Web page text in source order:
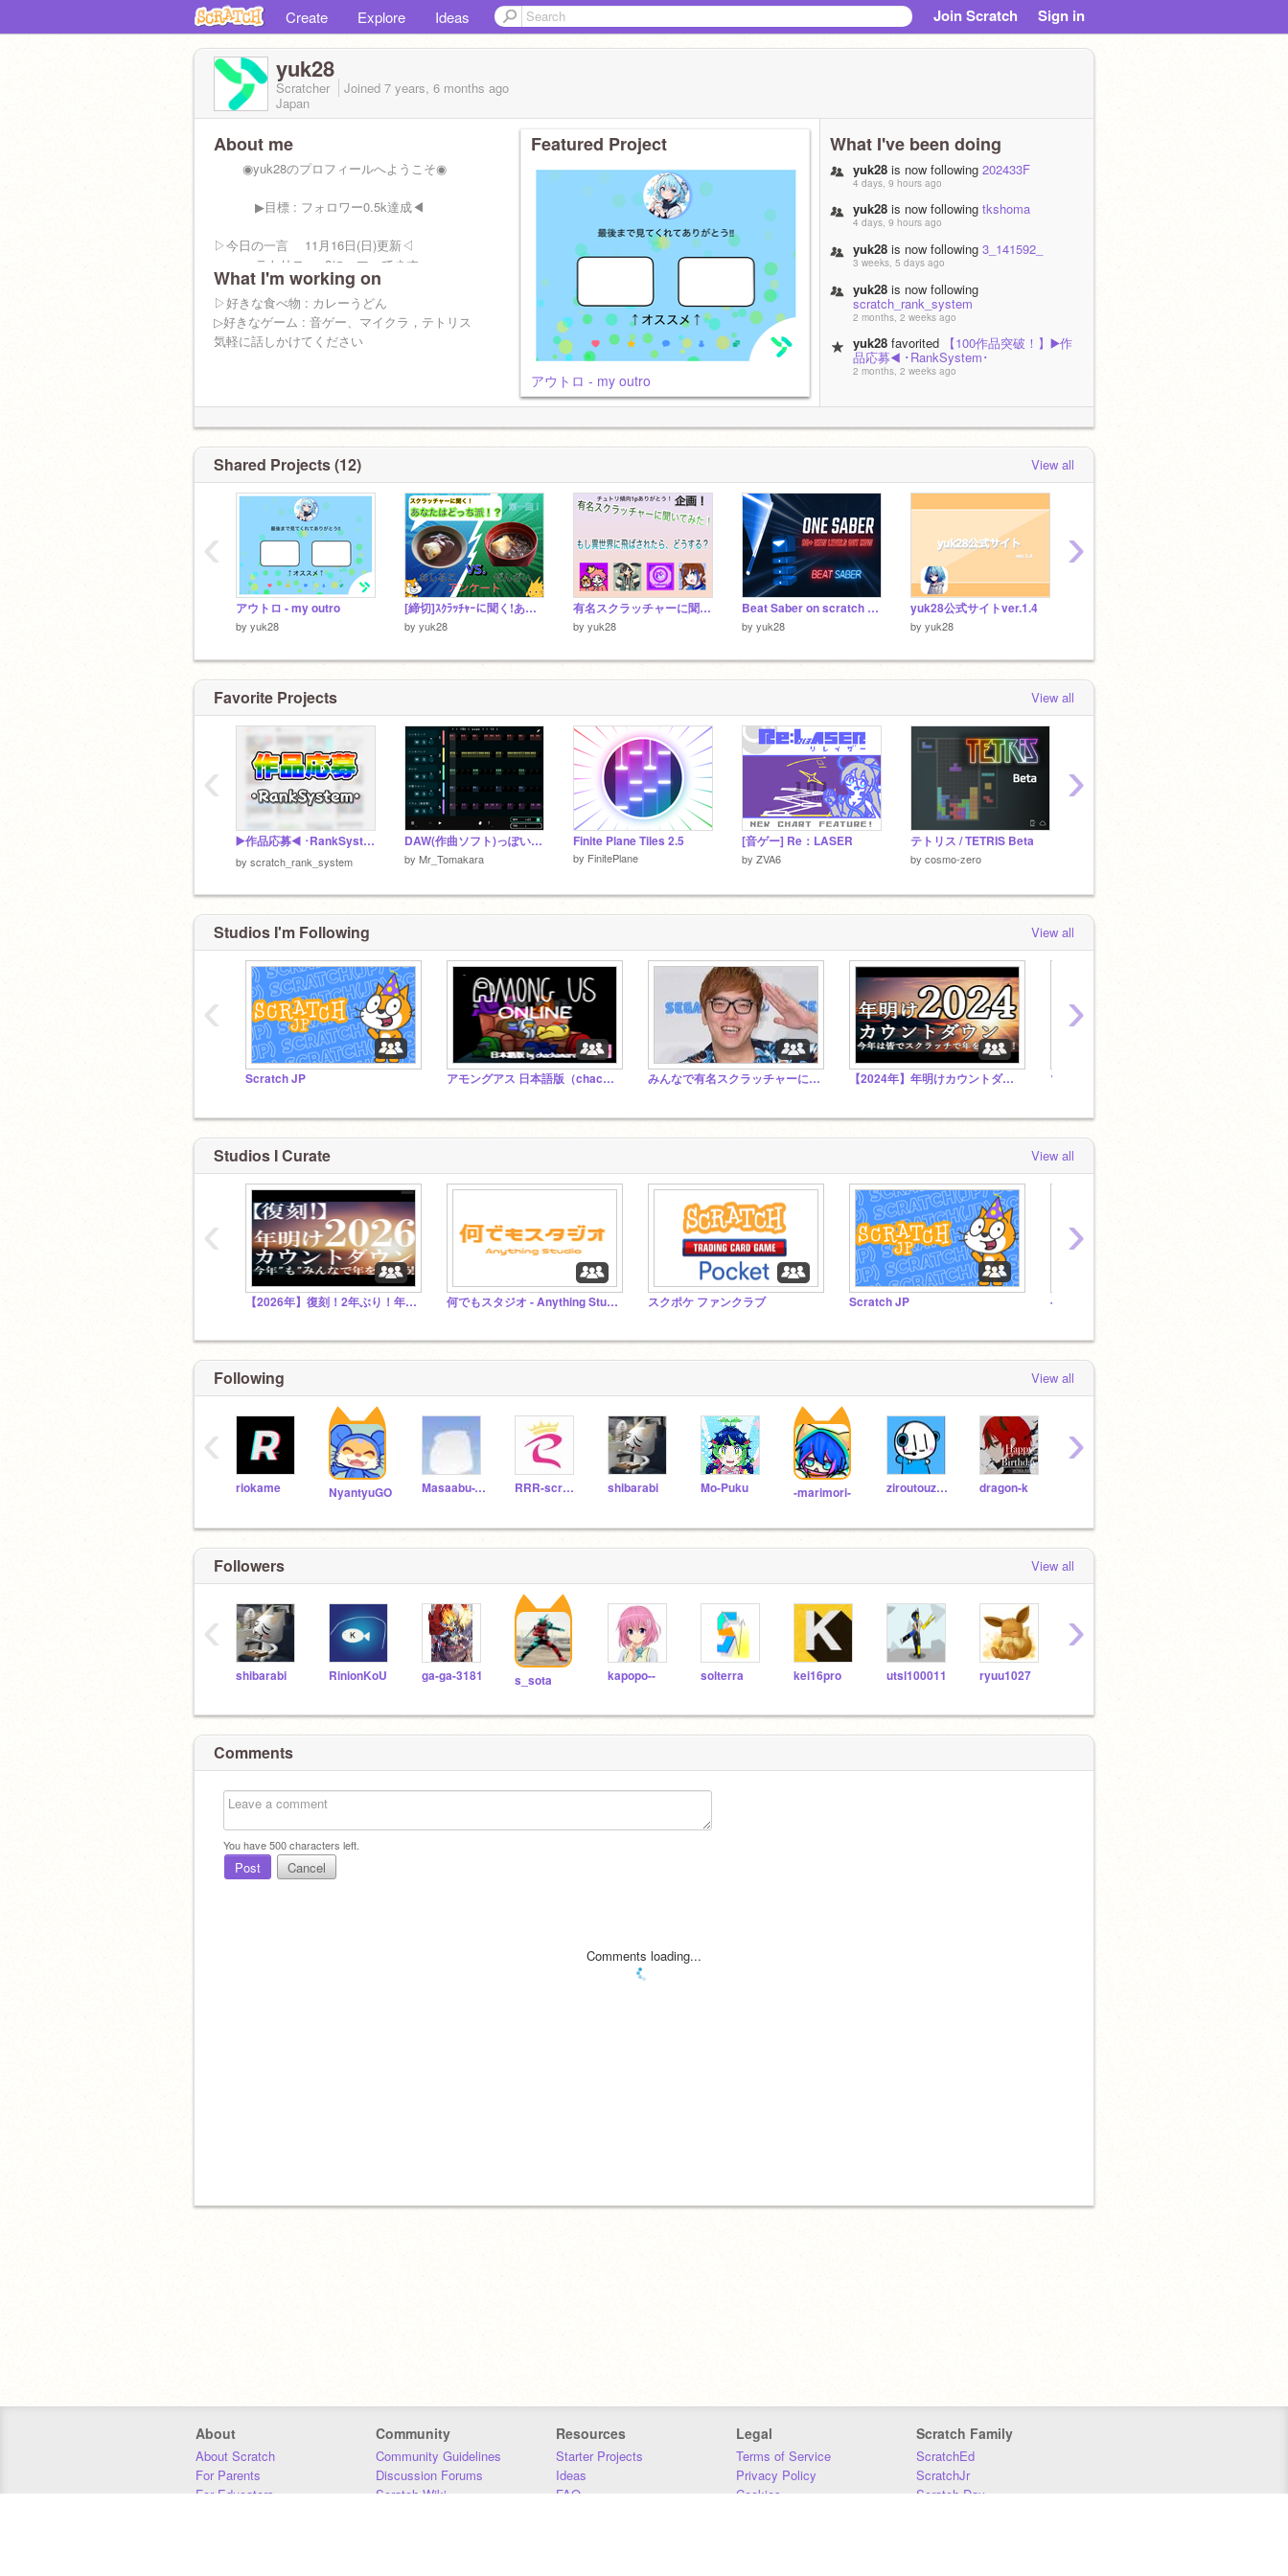
Create Explore Ideas Join Scratch Sign in
yuk28
Scratcher Joined 7 years, 6 months ago
Japan
About me
◉yuk28のプロフィールへようこそ◉
▶︎目標 : フォロワー0.5k達成◀︎
▷今日の一言 11月16日(日)更新◁
テトリスneo2にハマってます
▷スク友
@EMItyan1077
@ykuekii
What I'm working on
▷好きな食べ物 : カレーうどん
▷好きなゲーム : 音ゲー、マイクラ，テトリス
気軽に話しかけてください
Featured Project
アウトロ - my outro
What I've been doing
yuk28 is now following 202433F
4 days, 9 hours ago
yuk28 is now following tkshoma
4 days, 9 hours ago
yuk28 is now following 3_141592_
3 weeks, 5 days ago
yuk28 is now following
scratch_rank_system
2 months, 2 weeks ago
yuk28 favorited 【100作品突破！】▶️作
品応募◀️ ･RankSystem･
2 months, 2 weeks ago
募◀️ ･RankSystem･
2 months, 2 weeks ago
Shared Projects (12) View all
アウトロ - my outro
by yuk28
[締切]ｽｸﾗｯﾁｬｰに聞く!あなたはどっち派⁉︎(アンケート)
by yuk28
有名スクラッチャーに聞いてみた！#2［拡散希望］
by yuk28
Beat Saber on scratch !【試作】
by yuk28
yuk28公式サイトver.1.4
by yuk28
‹ ›
Favorite Projects View all
▶️作品応募◀️ ･RankSystem･
by scratch_rank_system
DAW(作曲ソフト)っぽいの ver 4.0 スクリプト演奏
by Mr_Tomakara
Finite Plane Tiles 2.5
by FinitePlane
[音ゲー] Re：LASER
by ZVA6
テトリス / TETRIS Beta
by cosmo-zero
‹ ›
Studios I'm Following View all
Scratch JP アモングアス 日本語版（chachamaru1版）コメントスタジオ みんなで有名スクラッチャーになる企画 【2024年】年明けカウントダウンスタジオ！ 雑談・年明け \(≧▽≦)/ (現在は何でもスタジオ) ツール集 Tools
‹ ›
Studios I Curate View all
【2026年】復刻！2年ぶり！年明けカウントダウンスタジオ！ 雑談・年明け \(≧▽≦)/ 何でもスタジオ - Anything Studio スクポケ ファンクラブ Scratch JP -abobo-ファンクラブ
‹ ›
Following View all
riokame NyantyuGO Masaabu-YT RRR-scratch shibarabi Mo-Puku -marimori- ziroutouzyou dragon-k
‹ ›
Followers View all
shibarabi RinionKoU ga-ga-3181 s_sota kapopo-- solterra kei16pro utsl100011 ryuu1027
‹ ›
Comments
You have500characters left.
Post Cancel
Comments loading...
About
About Scratch
For Parents
For Educators
Community
Community Guidelines
Discussion Forums
Scratch Wiki
Resources
Starter Projects
Ideas
FAQ
Legal
Terms of Service
Privacy Policy
Cookies
Scratch Family
ScratchEd
ScratchJr
Scratch Day